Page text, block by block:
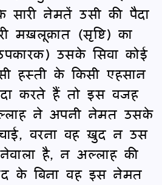
सारी नेमतें उसी की पैदा
मख़लूक़ात (सृष्टि) का
उसके सिवा कोई
हस्ती के किसी एहसान
करते हैं तो इस वजह
ने अपनी नेमत उसके
वरना वह ख़ुद न उस
है, न अल्लाह की
के बिना वह इस नेमत